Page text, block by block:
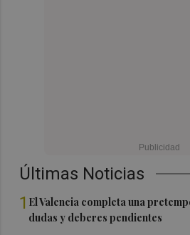
Últimas Noticias
1 El Valencia completa una
dudas y deberes pendientes